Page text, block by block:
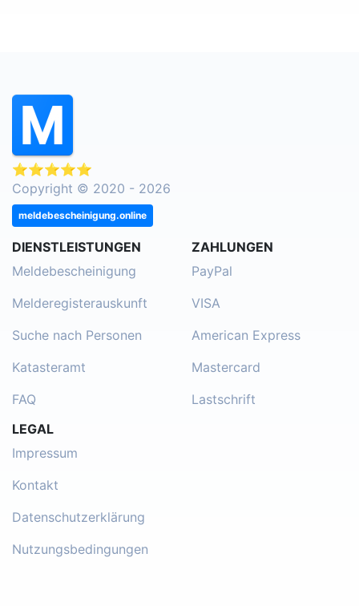
⭐⭐⭐⭐⭐
Copyright © 2020 - 2026
meldebescheinigung.online
DIENSTLEISTUNGEN
Meldebescheinigung
Melderegisterauskunft
Suche nach Personen
Katasteramt
FAQ
ZAHLUNGEN
PayPal
VISA
American Express
Mastercard
Lastschrift
LEGAL
Impressum
Kontakt
Datenschutzerklärung
Nutzungsbedingungen